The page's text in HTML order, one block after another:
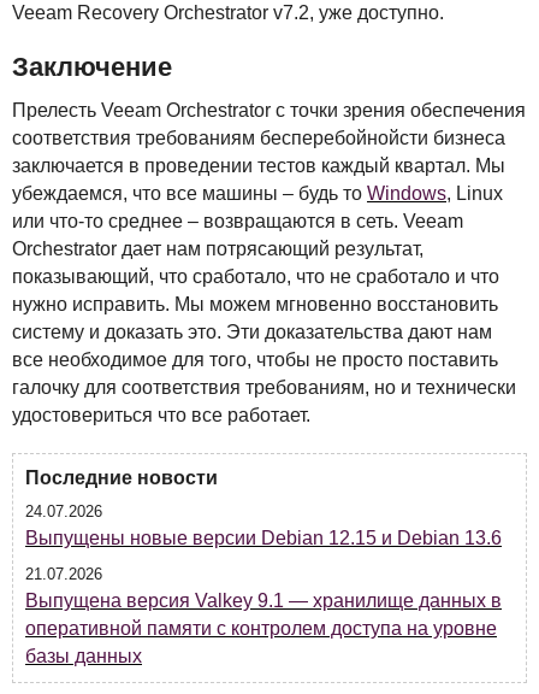
Veeam Recovery Orchestrator v7.2, уже доступно.
Заключение
Прелесть Veeam Orchestrator с точки зрения обеспечения
соответствия требованиям бесперебойнойсти бизнеса
заключается в проведении тестов каждый квартал. Мы
убеждаемся, что все машины – будь то Windows, Linux
или что-то среднее – возвращаются в сеть. Veeam
Orchestrator дает нам потрясающий результат,
показывающий, что сработало, что не сработало и что
нужно исправить. Мы можем мгновенно восстановить
систему и доказать это. Эти доказательства дают нам
все необходимое для того, чтобы не просто поставить
галочку для соответствия требованиям, но и технически
удостовериться что все работает.
Последние новости
24.07.2026
Выпущены новые версии Debian 12.15 и Debian 13.6
21.07.2026
Выпущена версия Valkey 9.1 — хранилище данных в
оперативной памяти с контролем доступа на уровне
базы данных